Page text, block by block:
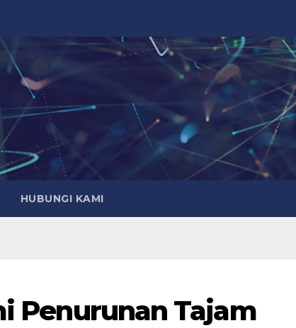
HUBUNGI KAMI
Penurunan Tajam